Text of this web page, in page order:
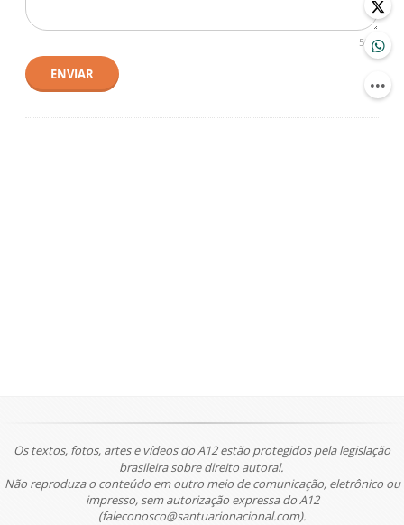
500
ENVIAR
Os textos, fotos, artes e vídeos do A12 estão protegidos pela legislação
brasileira sobre direito autoral.
Não reproduza o conteúdo em outro meio de comunicação, eletrônico ou
impresso, sem autorização expressa do A12
(faleconosco@santuarionacional.com).